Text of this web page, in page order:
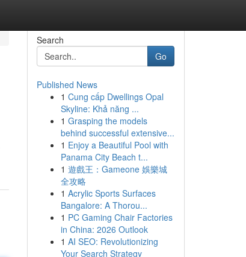
Search
Go
Published News
1 Cung cấp Dwellings Opal
Skyline: Khả năng ...
1 Grasping the models
behind successful extensive...
1 Enjoy a Beautiful Pool with
Panama City Beach t...
1 遊戲王：Gameone 娛樂城
全攻略
1 Acrylic Sports Surfaces
Bangalore: A Thorou...
1 PC Gaming Chair Factories
in China: 2026 Outlook
1 AI SEO: Revolutionizing
Your Search Strategy